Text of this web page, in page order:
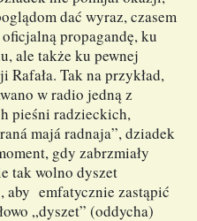
dać wyraz, czasem
propagandę, ku
ale także ku pewnej
Rafała. Tak na przykład,
w radio jedną z
pieśni radzieckich,
majá radnaja”, dziadek
gdy zabrzmiały
tak wolno dyszet
aby emfatycznie zastąpić
„dyszet” (oddycha)